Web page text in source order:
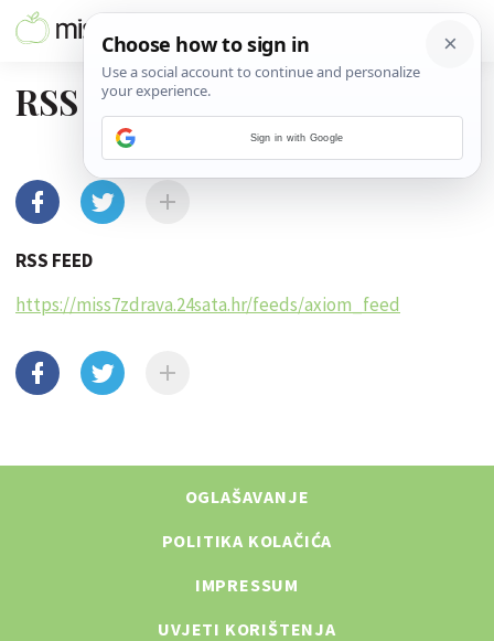
RSS
RSS FEED
https://miss7zdrava.24sata.hr/feeds/axiom_feed
OGLAŠAVANJE
POLITIKA KOLAČIĆA
IMPRESSUM
UVJETI KORIŠTENJA
Sign in with Google